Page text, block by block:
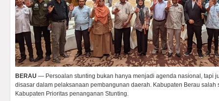
BERAU — Persoalan stunting bukan hanya menjadi agenda nasional, tapi
disasar dalam pelaksanaan pembangunan daerah. Kabupaten Berau salah
Kabupaten Prioritas penanganan Stunting.